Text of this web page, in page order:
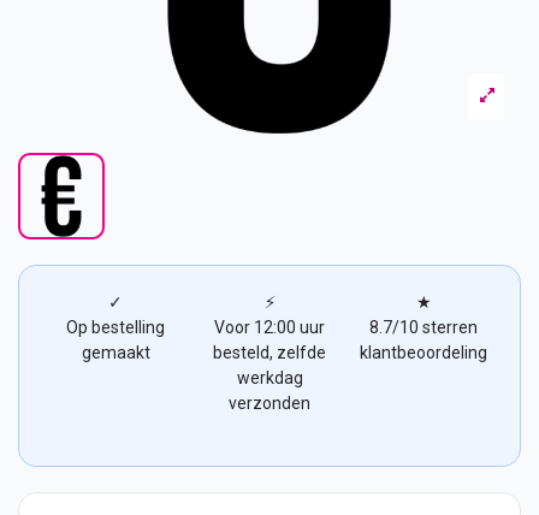
✓
Op bestelling
gemaakt
⚡
Voor 12:00 uur
besteld, zelfde
werkdag
verzonden
★
8.7/10 sterren
klantbeoordeling